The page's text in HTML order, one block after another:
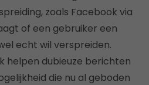
zoals Facebook via
of een gebruiker een
echt wil verspreiden.
helpen dubieuze berichten
die nu al geboden